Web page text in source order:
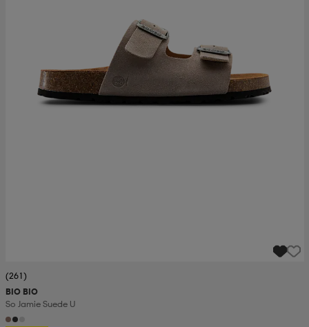
(261)
BIO BIO
So Jamie Suede U